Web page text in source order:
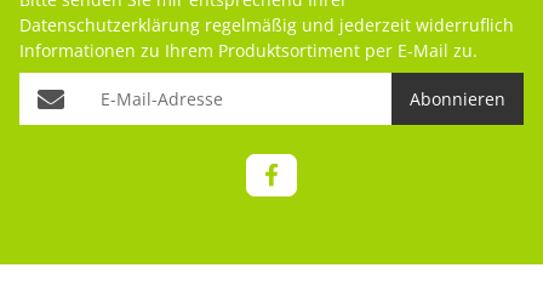
Datenschutzerklärung regelmäßig und jederzeit widerruflich
Informationen zu Ihrem Produktsortiment per E-Mail zu.
Abonnieren